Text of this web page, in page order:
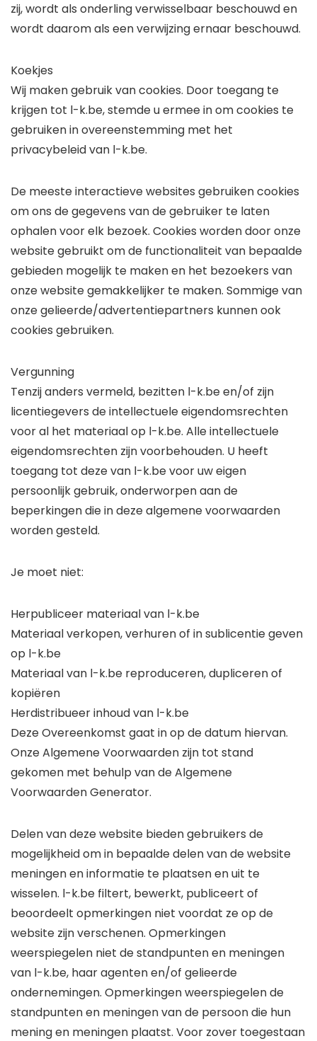
zij, wordt als onderling verwisselbaar beschouwd en
wordt daarom als een verwijzing ernaar beschouwd.
Koekjes
Wij maken gebruik van cookies. Door toegang te
krijgen tot l-k.be, stemde u ermee in om cookies te
gebruiken in overeenstemming met het
privacybeleid van l-k.be.
De meeste interactieve websites gebruiken cookies
om ons de gegevens van de gebruiker te laten
ophalen voor elk bezoek. Cookies worden door onze
website gebruikt om de functionaliteit van bepaalde
gebieden mogelijk te maken en het bezoekers van
onze website gemakkelijker te maken. Sommige van
onze gelieerde/advertentiepartners kunnen ook
cookies gebruiken.
Vergunning
Tenzij anders vermeld, bezitten l-k.be en/of zijn
licentiegevers de intellectuele eigendomsrechten
voor al het materiaal op l-k.be. Alle intellectuele
eigendomsrechten zijn voorbehouden. U heeft
toegang tot deze van l-k.be voor uw eigen
persoonlijk gebruik, onderworpen aan de
beperkingen die in deze algemene voorwaarden
worden gesteld.
Je moet niet:
Herpubliceer materiaal van l-k.be
Materiaal verkopen, verhuren of in sublicentie geven
op l-k.be
Materiaal van l-k.be reproduceren, dupliceren of
kopiëren
Herdistribueer inhoud van l-k.be
Deze Overeenkomst gaat in op de datum hiervan.
Onze Algemene Voorwaarden zijn tot stand
gekomen met behulp van de Algemene
Voorwaarden Generator.
Delen van deze website bieden gebruikers de
mogelijkheid om in bepaalde delen van de website
meningen en informatie te plaatsen en uit te
wisselen. l-k.be filtert, bewerkt, publiceert of
beoordeelt opmerkingen niet voordat ze op de
website zijn verschenen. Opmerkingen
weerspiegelen niet de standpunten en meningen
van l-k.be, haar agenten en/of gelieerde
ondernemingen. Opmerkingen weerspiegelen de
standpunten en meningen van de persoon die hun
mening en meningen plaatst. Voor zover toegestaan